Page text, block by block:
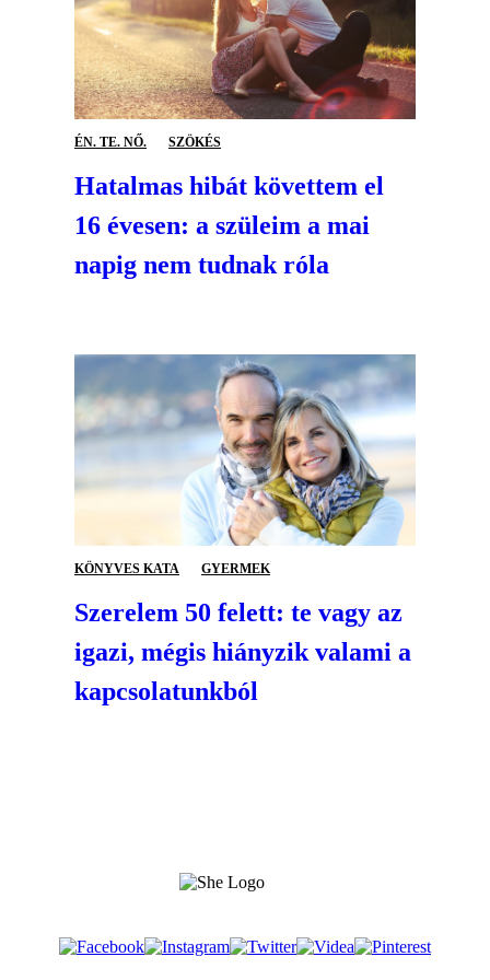
ÉN. TE. NŐ. SZÖKÉS
Hatalmas hibát követtem el
16 évesen: a szüleim a mai
napig nem tudnak róla
KÖNYVES KATA GYERMEK
Szerelem 50 felett: te vagy az
igazi, mégis hiányzik valami a
kapcsolatunkból